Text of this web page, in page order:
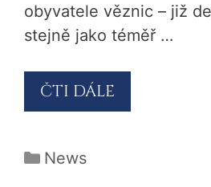
obyvatele věznic – již
stejně jako téměř …
ČTI DÁLE
Rubriky
News